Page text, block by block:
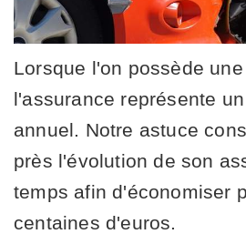
Lorsque l'on possède une
l'assurance représente
annuel. Notre astuce
près l'évolution de son
temps afin d'économiser
centaines d'euros.